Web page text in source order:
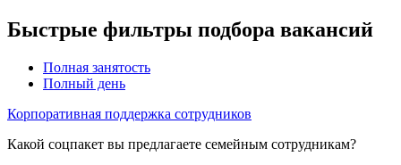
Быстрые фильтры подбора вакансий
Полная занятость
Полный день
Корпоративная поддержка сотрудников
Какой соцпакет вы предлагаете семейным сотрудникам?